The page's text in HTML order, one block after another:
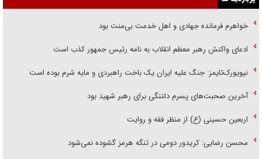
خواهرم فرمانده جهادی و اهل خدمت بی‌منت بود
ادعای واکنش رهبر معظم انقلاب به نامه رئیس جمهور کذب است
نیویورک‌تایمز: جنگ علیه ایران یک باخت راهبردی و مایه شرم بوده است
آخرین صحبت‌های پسرم دلتنگی برای رهبر شهید بود
اربعین حسینی (ع) از منظر فقه و روایت
محسن رضایی: کریدور دومی در تنگه هرمز گشوده نمی‌شود